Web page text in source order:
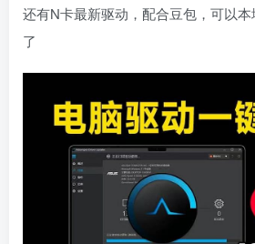
还有N卡最新驱动，配合豆包，可以
了